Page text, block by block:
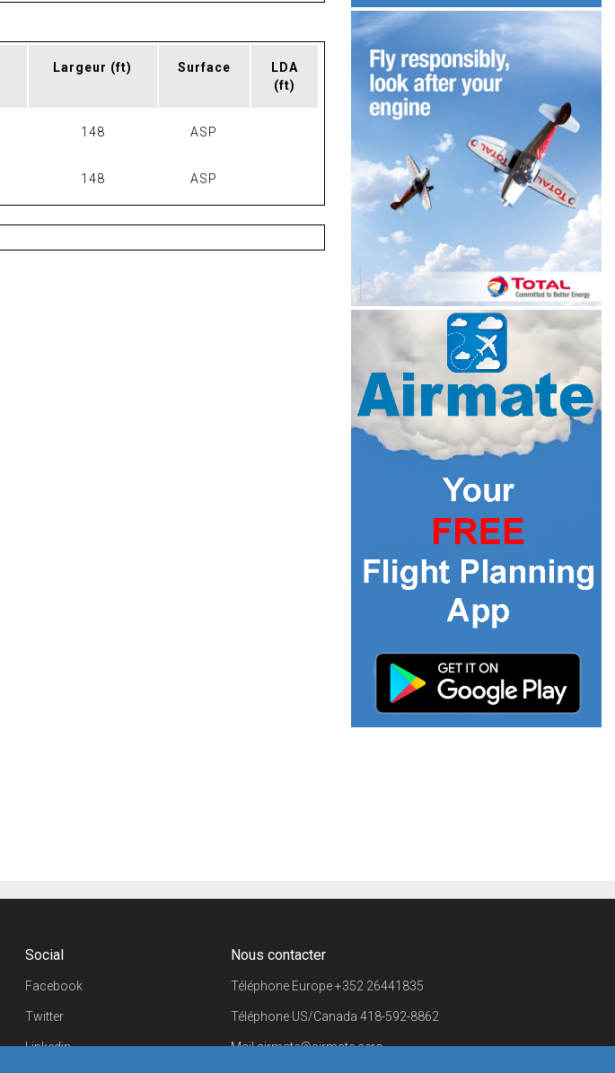
Largeur (ft) Surface
LDA
(ft)
148 ASP
148 ASP
Social
Facebook
Twitter
Linkedin
Nous contacter
Téléphone Europe+352 26441835
Téléphone US/Canada 418-592-8862
Mailairmate@airmate.aero